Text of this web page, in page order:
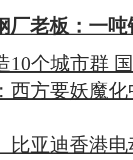
厂老板：一
10个城市群
西方要妖魔
比亚迪香港